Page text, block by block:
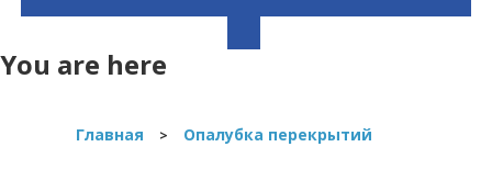
You are here
Главная > Опалубка перекрытий